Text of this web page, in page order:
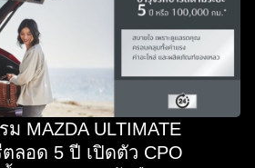
MAZDA ULTIMATE
ลอด 5 ปี เปิดตัว CPO